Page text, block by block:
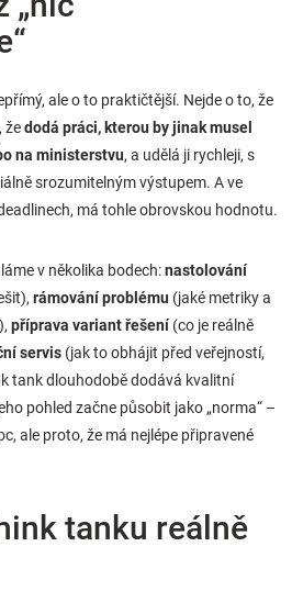
ale o to praktičtější. Nejde o to, že
žedodá práci, kterou by jinak musel
na ministerstvu, a udělá ji rychleji, s
srozumitelným výstupem. A ve
má tohle obrovskou hodnotu.
v několika bodech:nastolování
rámování problému (jaké metriky a
příprava variant řešení(co je reálně
servis (jak to obhájit před veřejností,
tank dlouhodobě dodává kvalitní
pohled začne působit jako „norma“ –
ale proto, že má nejlépe připravené
tanku reálně